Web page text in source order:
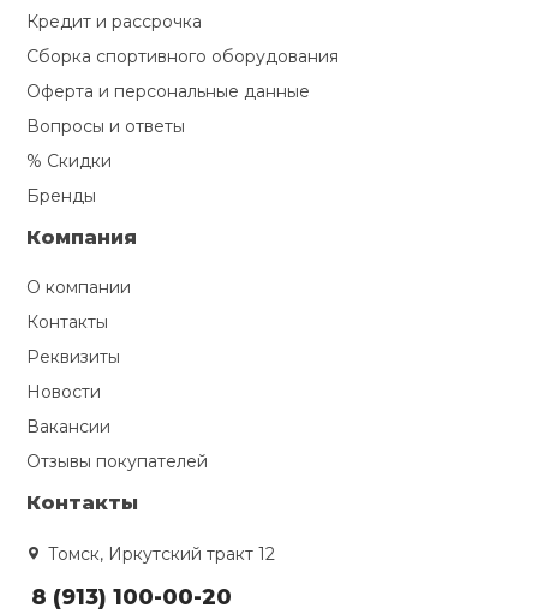
Кредит и рассрочка
Сборка спортивного оборудования
Оферта и персональные данные
Вопросы и ответы
% Скидки
Бренды
Компания
О компании
Контакты
Реквизиты
Новости
Вакансии
Отзывы покупателей
Контакты
Томск, Иркутский тракт 12
8 (913) 100-00-20